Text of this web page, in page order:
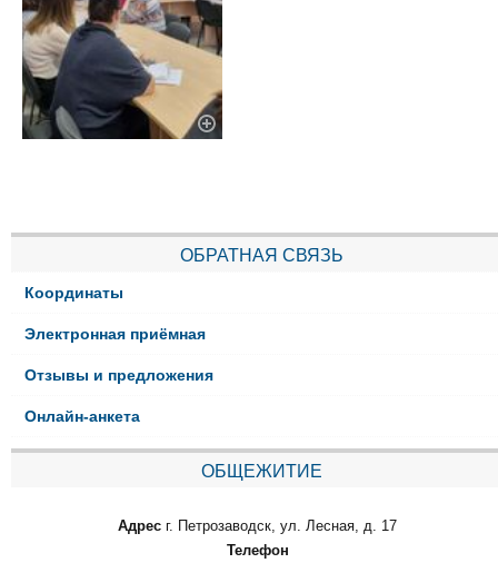
ОБРАТНАЯ СВЯЗЬ
Координаты
Электронная приёмная
Отзывы и предложения
Онлайн-анкета
ОБЩЕЖИТИЕ
Адрес г. Петрозаводск, ул. Лесная, д. 17
Телефон